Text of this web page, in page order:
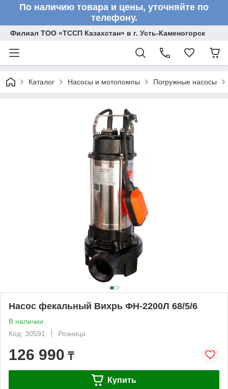
По наличию товара и цены, уточняйте по
телефону.
Филиал ТОО «ТССП Казахстан» в г. Усть-Каменогорск
Каталог Насосы и мотопомпы Погружные насосы
Насос фекальный Вихрь ФН-2200Л 68/5/6
В наличии
Код: 30591
Розница
126 990 ₸
Купить